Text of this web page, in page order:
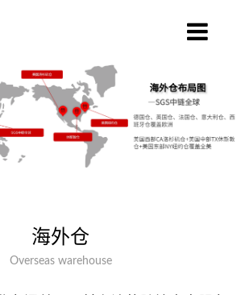
海外仓
Overseas warehouse